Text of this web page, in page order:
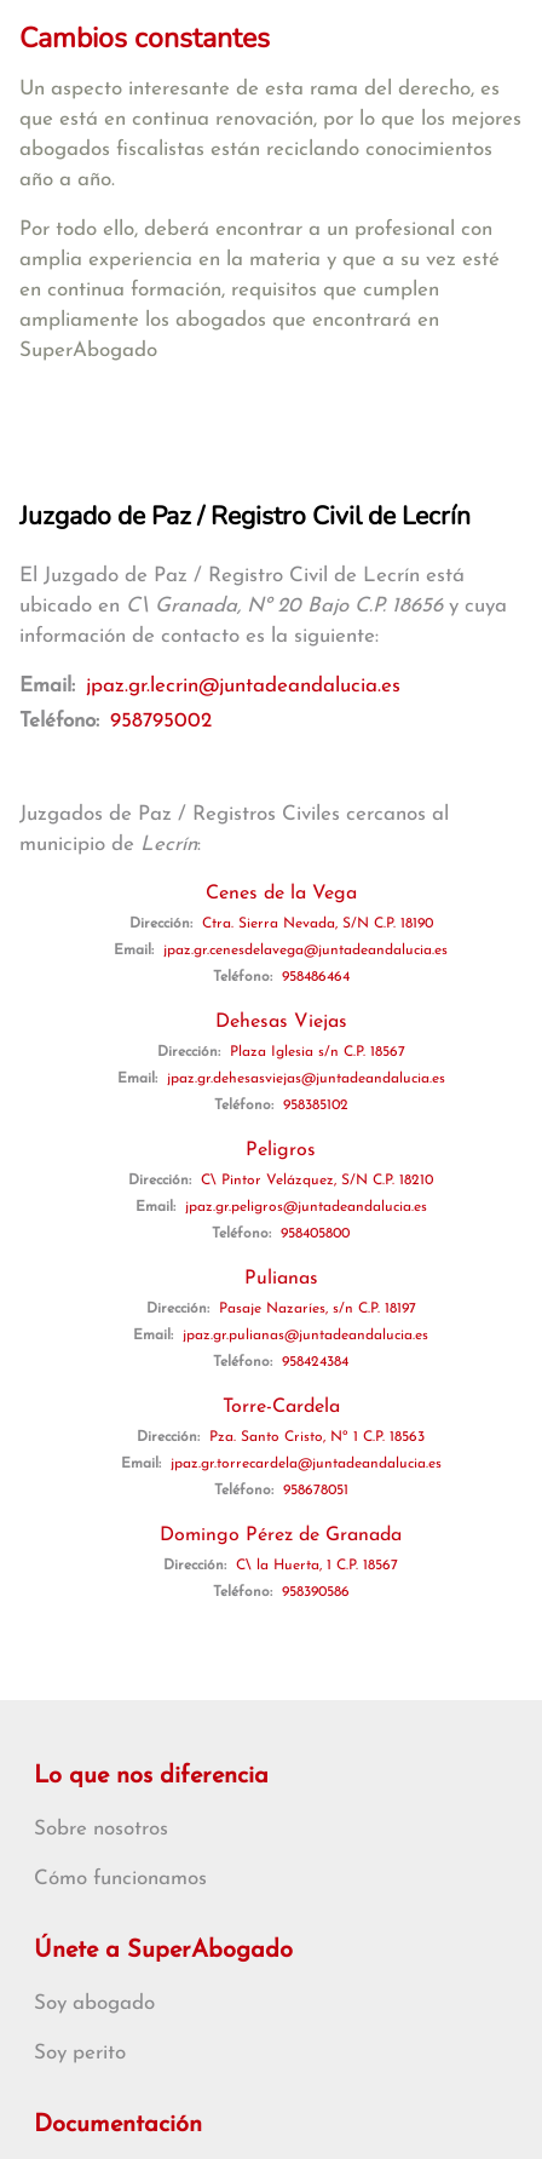
Cambios constantes
Un aspecto interesante de esta rama del derecho, es
que está en continua renovación, por lo que los mejores
abogados fiscalistas están reciclando conocimientos
año a año.
Por todo ello, deberá encontrar a un profesional con
amplia experiencia en la materia y que a su vez esté
en continua formación, requisitos que cumplen
ampliamente los abogados que encontrará en
SuperAbogado
Juzgado de Paz / Registro Civil de Lecrín
El Juzgado de Paz / Registro Civil de Lecrín está
ubicado en C\ Granada, Nº 20 Bajo C.P. 18656y cuya
información de contacto es la siguiente:
Email: jpaz.gr.lecrin@juntadeandalucia.es
Teléfono: 958795002
Juzgados de Paz / Registros Civiles cercanos al
municipio de Lecrín:
Cenes de la Vega
Dirección:
Ctra. Sierra Nevada, S/N C.P. 18190
Email:
jpaz.gr.cenesdelavega@juntadeandalucia.es
Teléfono:
958486464
Dehesas Viejas
Dirección:
Plaza Iglesia s/n C.P. 18567
Email:
jpaz.gr.dehesasviejas@juntadeandalucia.es
Teléfono:
958385102
Peligros
Dirección:
C\ Pintor Velázquez, S/N C.P. 18210
Email:
jpaz.gr.peligros@juntadeandalucia.es
Teléfono:
958405800
Pulianas
Dirección:
Pasaje Nazaríes, s/n C.P. 18197
Email:
jpaz.gr.pulianas@juntadeandalucia.es
Teléfono:
958424384
Torre-Cardela
Dirección:
Pza. Santo Cristo, Nº 1 C.P. 18563
Email:
jpaz.gr.torrecardela@juntadeandalucia.es
Teléfono:
958678051
Domingo Pérez de Granada
Dirección:
C\ la Huerta, 1 C.P. 18567
Teléfono:
958390586
Lo que nos diferencia
Sobre nosotros
Cómo funcionamos
Únete a SuperAbogado
Soy abogado
Soy perito
Documentación